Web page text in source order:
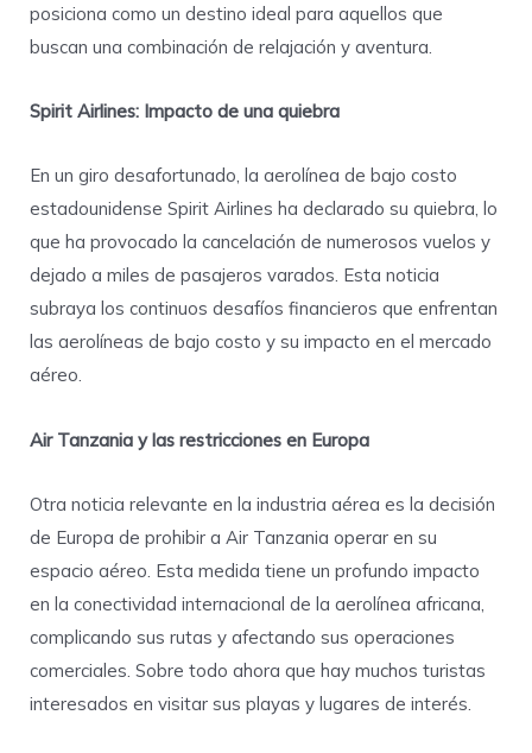
posiciona como un destino ideal para aquellos que
buscan una combinación de relajación y aventura.
Spirit Airlines: Impacto de una quiebra
En un giro desafortunado, la aerolínea de bajo costo
estadounidense Spirit Airlines ha declarado su quiebra, lo
que ha provocado la cancelación de numerosos vuelos y
dejado a miles de pasajeros varados. Esta noticia
subraya los continuos desafíos financieros que enfrentan
las aerolíneas de bajo costo y su impacto en el mercado
aéreo.
Air Tanzania y las restricciones en Europa
Otra noticia relevante en la industria aérea es la decisión
de Europa de prohibir a Air Tanzania operar en su
espacio aéreo. Esta medida tiene un profundo impacto
en la conectividad internacional de la aerolínea africana,
complicando sus rutas y afectando sus operaciones
comerciales. Sobre todo ahora que hay muchos turistas
interesados en visitar sus playas y lugares de interés.